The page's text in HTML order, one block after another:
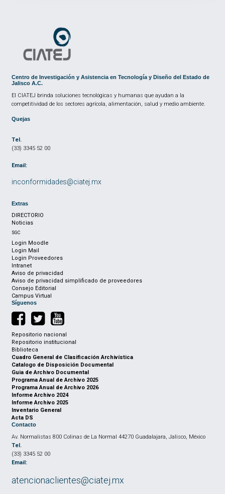
Centro de Investigación y Asistencia en Tecnología y Diseño del Estado de
Jalisco A.C.
El CIATEJ brinda soluciones tecnológicas y humanas que ayudan a la
competitividad de los sectores agrícola, alimentación, salud y medio ambiente.
Quejas
Tel.
(33) 3345 52 00
Email:
inconformidades@ciatej.mx
Extras
DIRECTORIO
Noticias
SGC
Login Moodle
Login Mail
Login Proveedores
Intranet
Aviso de privacidad
Aviso de privacidad simplificado de proveedores
Consejo Editorial
Campus Virtual
Síguenos
Repositorio nacional
Repositorio institucional
Biblioteca
Cuadro General de Clasificación Archivística
Catalogo de Disposición Documental
Guia de Archivo Documental
Programa Anual de Archivo 2025
Programa Anual de Archivo 2026
Informe Archivo 2024
Informe Archivo 2025
Inventario General
Acta DS
Contacto
Av. Normalistas 800 Colinas de La Normal 44270 Guadalajara, Jalisco, México
Tel.
(33) 3345 52 00
Email:
atencionaclientes@ciatej.mx